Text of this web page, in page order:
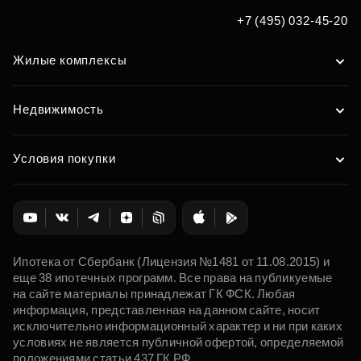
+7 (495) 032-45-20
Жилые комплексы
Недвижимость
Условия покупки
Ипотека от Сбербанк (Лицензия №1481 от 11.08.2015) и
еще 38 ипотечных программ. Все права на публикуемые
на сайте материалы принадлежат ГК ФСК. Любая
информация, представленная на данном сайте, носит
исключительно информационный характер и ни при каких
условиях не является публичной офертой, определяемой
положениями статьи 437 ГК РФ.